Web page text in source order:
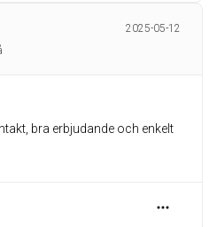
2025-05-12
bra erbjudande och enkelt